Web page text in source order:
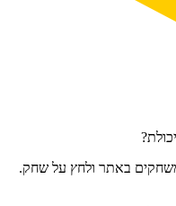
באתר ולחץ על שחק.